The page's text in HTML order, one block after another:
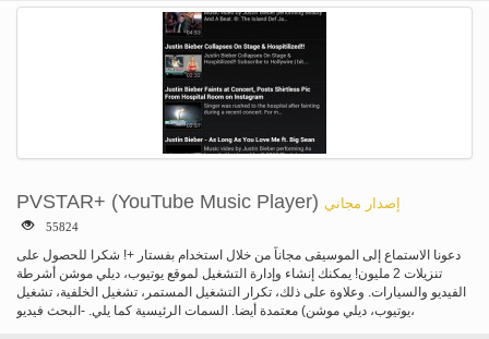
PVSTAR+ (YouTube Music Player) إصدار مجاني
55824
دعونا الاستماع إلى الموسيقى مجاناً من خلال استخدام بفستار +! شكرا للحصول على
تنزيلات 2 مليون! يمكنك إنشاء وإدارة التشغيل لموقع يوتيوب، ديلي موشن أشرطة
الفيديو والسيارات. وعلاوة على ذلك، تكرار التشغيل المستمر، تشغيل الخلفية، تشغيل
معتمدة أيضا. السمات الرئيسية كما يلي. -البحث فيديو (يوتيوب، ديلي موشن،